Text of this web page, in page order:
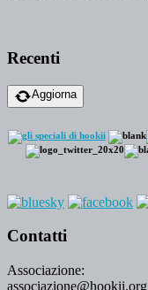
Recenti
Aggiorna
Contatti
Associazione:
associazione@hookii.org